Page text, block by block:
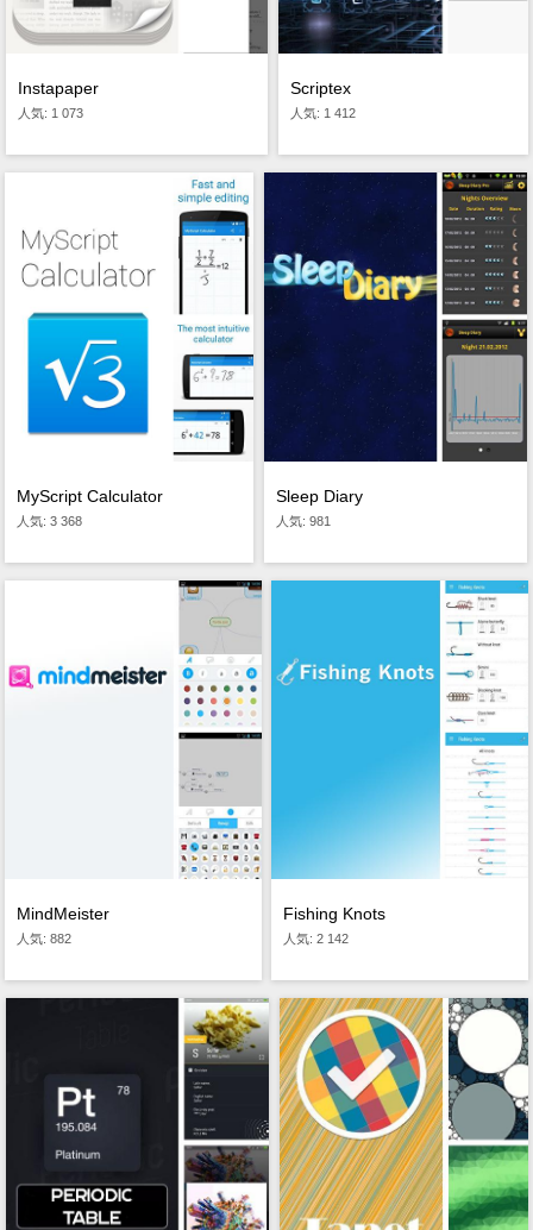
Instapaper
人気: 1 073
Scriptex
人気: 1 412
MyScript Calculator
人気: 3 368
Sleep Diary
人気: 981
MindMeister
人気: 882
Fishing Knots
人気: 2 142